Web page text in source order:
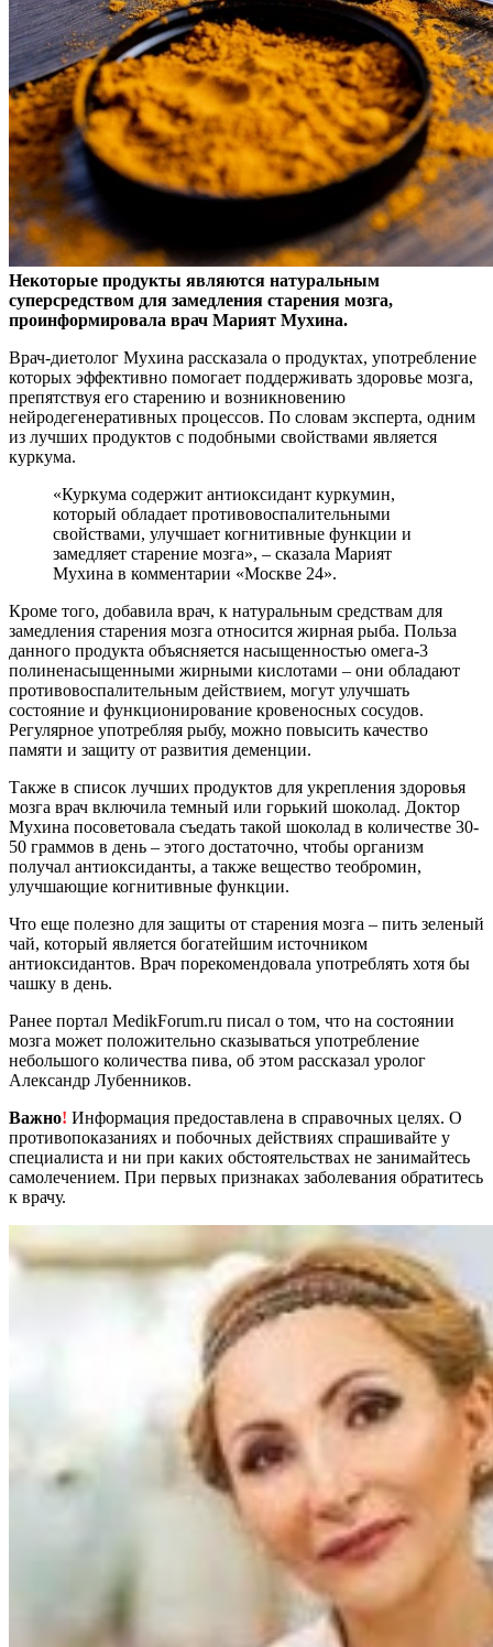
Некоторые продукты являются натуральным
суперсредством для замедления старения мозга,
проинформировала врач Марият Мухина.
Врач-диетолог Мухина рассказала о продуктах, употребление
которых эффективно помогает поддерживать здоровье мозга,
препятствуя его старению и возникновению
нейродегенеративных процессов. По словам эксперта, одним
из лучших продуктов с подобными свойствами является
куркума.
«Куркума содержит антиоксидант куркумин,
который обладает противовоспалительными
свойствами, улучшает когнитивные функции и
замедляет старение мозга», – сказала Марият
Мухина в комментарии «Москве 24».
Кроме того, добавила врач, к натуральным средствам для
замедления старения мозга относится жирная рыба. Польза
данного продукта объясняется насыщенностью омега-3
полиненасыщенными жирными кислотами – они обладают
противовоспалительным действием, могут улучшать
состояние и функционирование кровеносных сосудов.
Регулярное употребляя рыбу, можно повысить качество
памяти и защиту от развития деменции.
Также в список лучших продуктов для укрепления здоровья
мозга врач включила темный или горький шоколад. Доктор
Мухина посоветовала съедать такой шоколад в количестве 30-
50 граммов в день – этого достаточно, чтобы организм
получал антиоксиданты, а также вещество теобромин,
улучшающие когнитивные функции.
Что еще полезно для защиты от старения мозга – пить зеленый
чай, который является богатейшим источником
антиоксидантов. Врач порекомендовала употреблять хотя бы
чашку в день.
Ранее портал MedikForum.ru писал о том, что на состоянии
мозга может положительно сказываться употребление
небольшого количества пива, об этом рассказал уролог
Александр Лубенников.
Важно! Информация предоставлена в справочных целях. О
противопоказаниях и побочных действиях спрашивайте у
специалиста и ни при каких обстоятельствах не занимайтесь
самолечением. При первых признаках заболевания обратитесь
к врачу.